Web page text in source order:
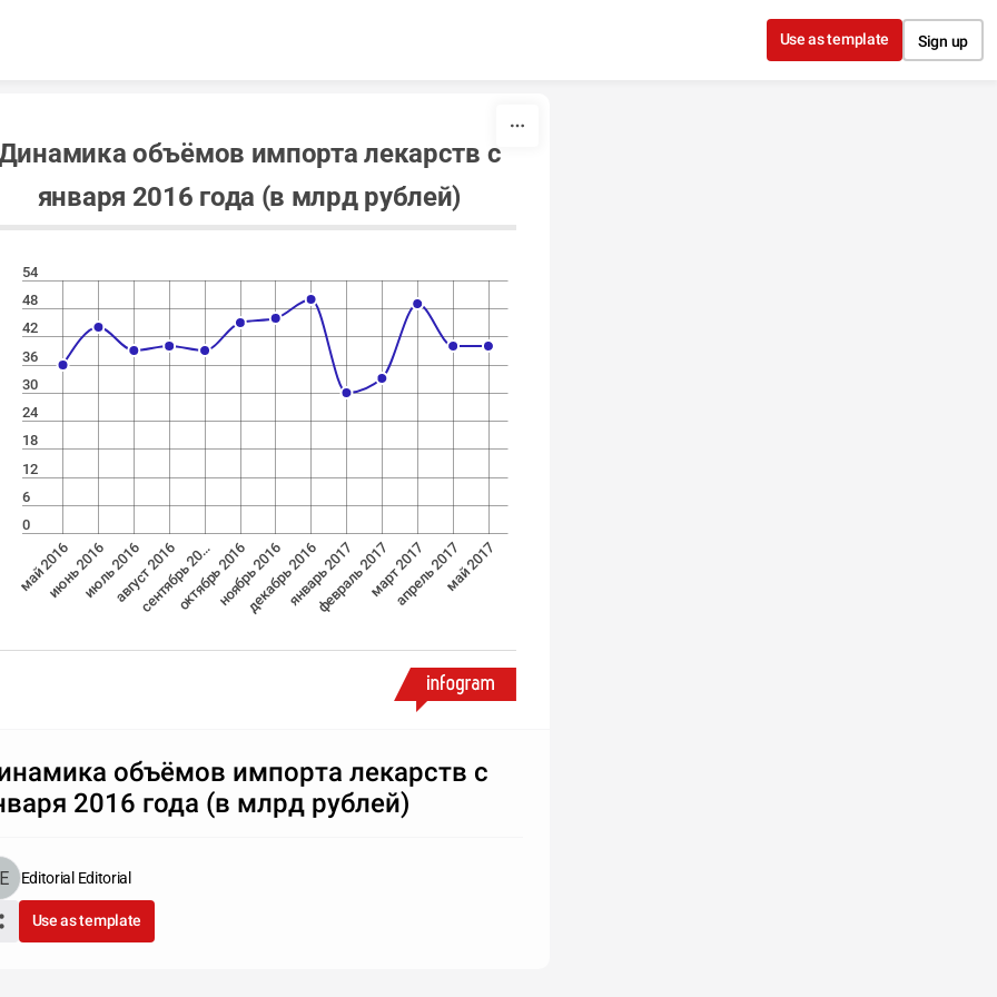
Use as template Sign up
объёмов импорта лекарств с
января 2016 года (в млрд рублей)
0
6
12
18
24
30
36
42
48
54
май 2016
июнь 2016июль 2016август 2016
сентябрь 20…октябрь 2016ноябрь 2016
декабрь 2016январь 2017
февраль 2017март 2017
апрель 2017май 2017
объёмов импорта лекарств с
2016 года (в млрд рублей)
Editorial Editorial
Use as template